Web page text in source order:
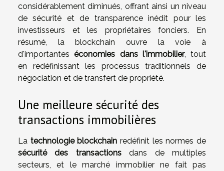
considérablement diminués, offrant ainsi un niveau
de sécurité et de transparence inédit pour les
investisseurs et les propriétaires fonciers. En
résumé, la blockchain ouvre la voie à
d'importanteséconomies dans l'immobilier, tout
en redéfinissant les processus traditionnels de
négociation et de transfert de propriété.
Une meilleure sécurité des
transactions immobilières
La technologie blockchain redéfinit les normes de
sécurité des transactionsdans de multiples
secteurs, et le marché immobilier ne fait pas